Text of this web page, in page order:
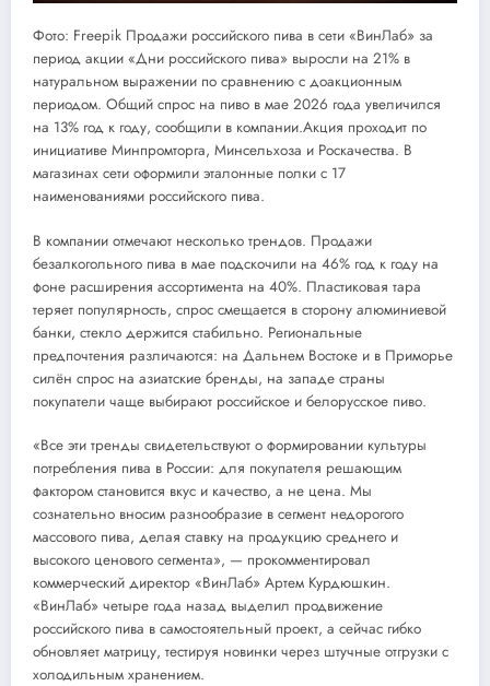
Фото: Freepik Продажи российского пива в сети «ВинЛаб» за
период акции «Дни российского пива» выросли на 21% в
натуральном выражении по сравнению с доакционным
периодом. Общий спрос на пиво в мае 2026 года увеличился
на 13% год к году, сообщили в компании.Акция проходит по
инициативе Минпромторга, Минсельхоза и Роскачества. В
магазинах сети оформили эталонные полки с 17
наименованиями российского пива.
В компании отмечают несколько трендов. Продажи
безалкогольного пива в мае подскочили на 46% год к году на
фоне расширения ассортимента на 40%. Пластиковая тара
теряет популярность, спрос смещается в сторону алюминиевой
банки, стекло держится стабильно. Региональные
предпочтения различаются: на Дальнем Востоке и в Приморье
силён спрос на азиатские бренды, на западе страны
покупатели чаще выбирают российское и белорусское пиво.
«Все эти тренды свидетельствуют о формировании культуры
потребления пива в России: для покупателя решающим
фактором становится вкус и качество, а не цена. Мы
сознательно вносим разнообразие в сегмент недорогого
массового пива, делая ставку на продукцию среднего и
высокого ценового сегмента», — прокомментировал
коммерческий директор «ВинЛаб» Артем Курдюшкин.
«ВинЛаб» четыре года назад выделил продвижение
российского пива в самостоятельный проект, а сейчас гибко
обновляет матрицу, тестируя новинки через штучные отгрузки с
холодильным хранением.